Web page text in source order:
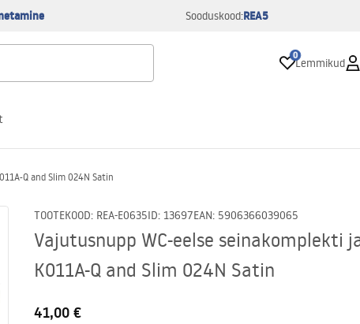
Sooduskood:REA5
0
Lemmikud
Q and Slim 024N Satin
TOOTEKOOD: REA-E0635ID: 13697EAN: 5906366039065
Vajutusnupp WC-eelse seinakomplekti
K011A-Q and Slim 024N Satin
41,00 €